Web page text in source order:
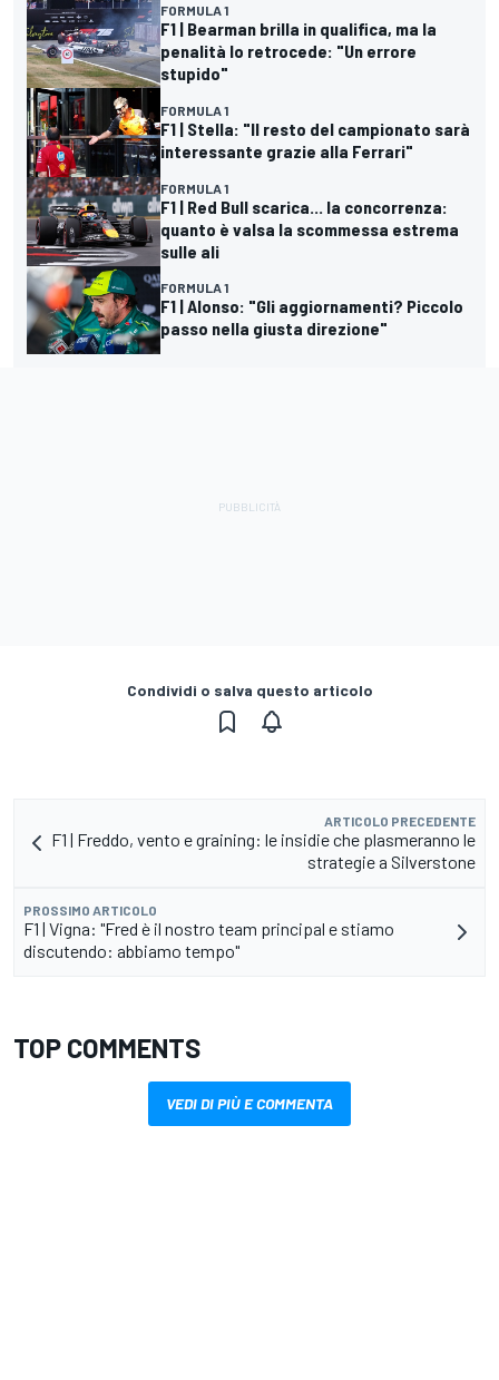
FORMULA 1
F1 | Bearman brilla in qualifica, ma la
penalità lo retrocede: "Un errore
stupido"
FORMULA 1
F1 | Stella: "Il resto del campionato sarà
interessante grazie alla Ferrari"
FORMULA 1
F1 | Red Bull scarica... la concorrenza:
quanto è valsa la scommessa estrema
sulle ali
FORMULA 1
F1 | Alonso: "Gli aggiornamenti? Piccolo
passo nella giusta direzione"
Condividi o salva questo articolo
ARTICOLO PRECEDENTE
F1 | Freddo, vento e graining: le insidie che plasmeranno le
strategie a Silverstone
PROSSIMO ARTICOLO
F1 | Vigna: "Fred è il nostro team principal e stiamo
discutendo: abbiamo tempo"
TOP COMMENTS
VEDI DI PIÙ E COMMENTA